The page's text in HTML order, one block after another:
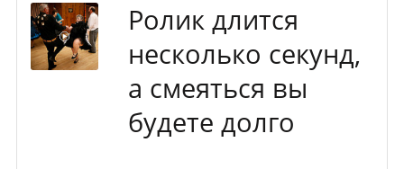
Ролик длится
несколько секунд,
а смеяться вы
будете долго